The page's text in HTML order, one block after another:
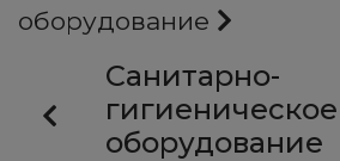
оборудование
Санитарно-
гигиеническое
оборудование